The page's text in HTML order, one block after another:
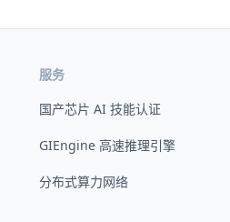
服务
国产芯片 AI 技能认证
GIEngine 高速推理引擎
分布式算力网络